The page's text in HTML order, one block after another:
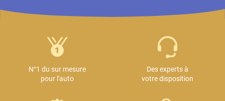
MG
Mitsubishi
N°1 du sur mesure
pour l'auto
Des experts à
votre disposition